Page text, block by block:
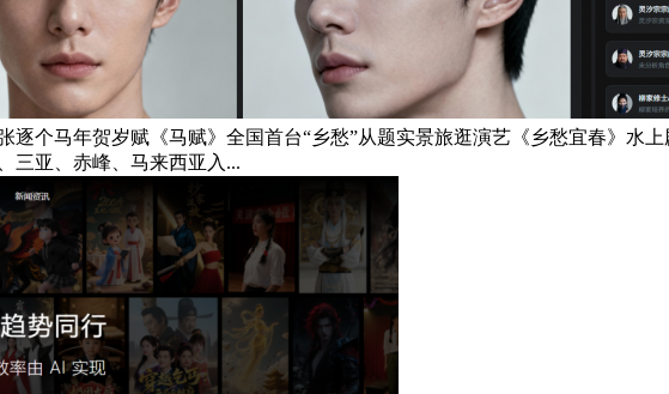
逐个马年贺岁赋《马赋》全国首台“乡愁”从题实景旅逛演艺《乡愁宜春》水
三亚、赤峰、马来西亚入...